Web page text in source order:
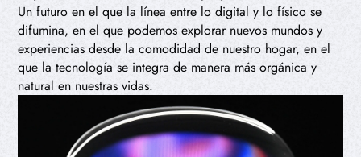
Un futuro en el que la línea entre lo digital y lo físico se
difumina, en el que podemos explorar nuevos mundos y
experiencias desde la comodidad de nuestro hogar, en el
que la tecnología se integra de manera más orgánica y
natural en nuestras vidas.